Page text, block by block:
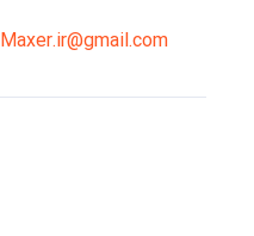
Maxer.ir@gmail.com